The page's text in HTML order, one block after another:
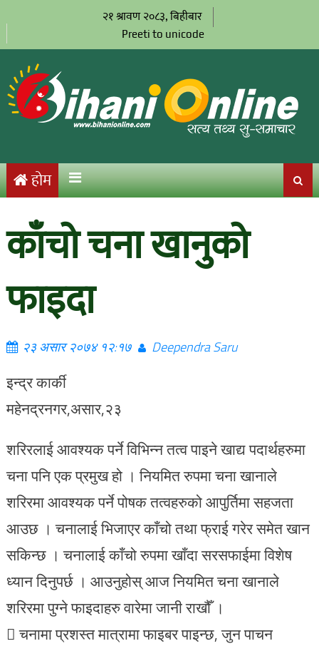
२१ श्रावण २०८३, बिहीबार
Preeti to unicode
होम
काँचो चना खानुको
फाइदा
२३ असार २०७४ १२:१७ Deependra Saru
इन्द्र कार्की
महेनद्रनगर,असार,२३
शरिरलाई आवश्यक पर्ने विभिन्न तत्व पाइने खाद्य पदार्थहरुमा
चना पनि एक प्रमुख हो । नियमित रुपमा चना खानाले
शरिरमा आवश्यक पर्ने पोषक तत्वहरुको आपुर्तिमा सहजता
आउछ । चनालाई भिजाएर काँचो तथा फ्राई गरेर समेत खान
सकिन्छ । चनालाई काँचो रुपमा खाँदा सरसफाईमा विशेष
ध्यान दिनुपर्छ । आउनुहोस् आज नियमित चना खानाले
शरिरमा पुग्ने फाइदाहरु वारेमा जानी राखौँ ।
 चनामा प्रशस्त मात्रामा फाइबर पाइन्छ, जुन पाचन